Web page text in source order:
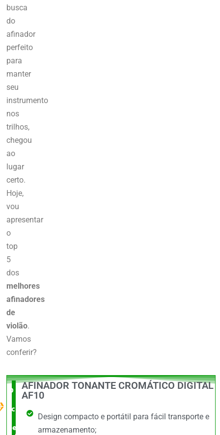
busca
do
afinador
perfeito
para
manter
seu
instrumento
nos
trilhos,
chegou
ao
lugar
certo.
Hoje,
vou
apresentar
o
top
5
dos
melhores
afinadores
de
violão.
Vamos
conferir?
O Melhor
custo x
benefício
AFINADOR TONANTE CROMÁTICO DIGITAL
AF10
Design compacto e portátil para fácil transporte e
armazenamento;